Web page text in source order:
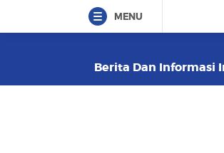
MENU
Berita Dan Informasi